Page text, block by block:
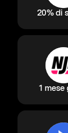
20% di
1 mese